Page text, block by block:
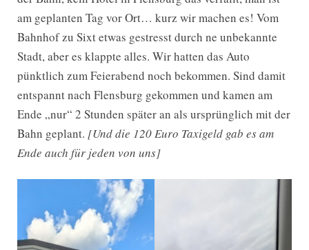
am geplanten Tag vor Ort… kurz wir machen es! Vom
Bahnhof zu Sixt etwas gestresst durch ne unbekannte
Stadt, aber es klappte alles. Wir hatten das Auto
pünktlich zum Feierabend noch bekommen. Sind damit
entspannt nach Flensburg gekommen und kamen am
Ende „nur“ 2 Stunden später an als ursprünglich mit der
Bahn geplant. [Und die 120 Euro Taxigeld gab es am
Ende auch für jeden von uns]